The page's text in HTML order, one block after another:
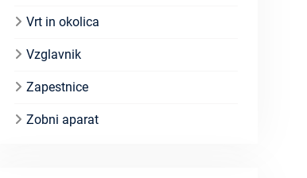
Vrt in okolica
Vzglavnik
Zapestnice
Zobni aparat